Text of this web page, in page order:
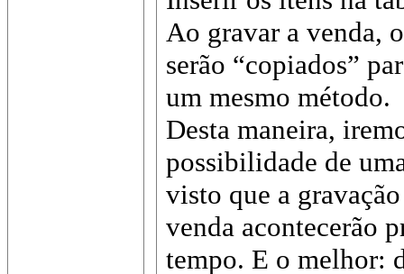
Ao gravar a venda,
serão “copiados”
um mesmo método.
Desta maneira,
possibilidade de
visto que a
venda acontecerão
tempo. E o melhor: